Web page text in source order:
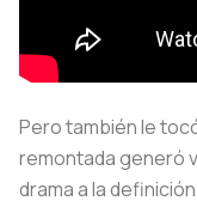
Pero también le
remontada generó
drama a la